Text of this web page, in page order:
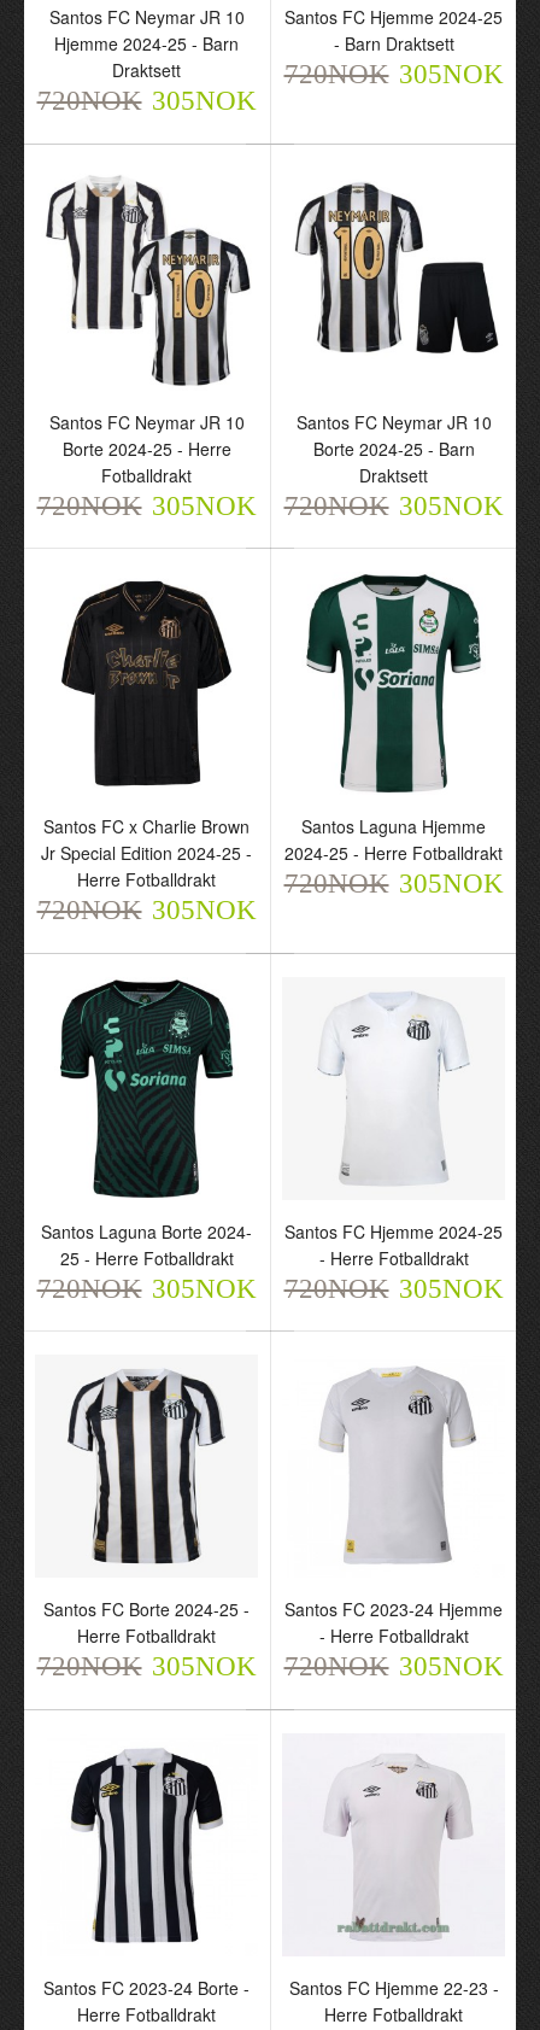
Santos FC Neymar JR 10
Hjemme 2024-25 - Barn
Draktsett
720NOK 305NOK
Santos FC Hjemme
720NOK 305NOK
Santos FC Neymar JR 10
Borte 2024-25 - Herre
Fotballdrakt
720NOK
Santos FC Neymar JR 10
Borte 2024-25 - Barn
Draktsett
720NOK 305NOK
Santos FC x Charlie
Brown Jr Special Edition
2024-25 - Herre
Fotballdrakt
720NOK 305NOK
Santos Laguna Hjemme
2024-25 - Herre
Fotballdrakt
720NOK 305NOK
Santos Laguna Borte
2024-25 - Herre
Fotballdrakt
720NOK
Santos FC Hjemme
2024-25 - Herre
Fotballdrakt
720NOK
Santos FC Borte 2024-25
- Herre Fotballdrakt
720NOK 305NOK
Fotballdrakt
Santos FC Neymar JR 10
Hjemme 2024-25 - Barn
Draktsett
720NOK 305NOK
Santos FC Hjemme 2024-25
- Barn Draktsett
720NOK 305NOK
Santos FC Neymar JR 10
Borte 2024-25 - Herre
Fotballdrakt
720NOK 305NOK
Santos FC Neymar JR 10
Borte 2024-25 - Barn
Draktsett
720NOK 305NOK
Santos FC x Charlie Brown
Jr Special Edition 2024-25 -
Herre Fotballdrakt
720NOK 305NOK
Santos Laguna Hjemme
2024-25 - Herre Fotballdrakt
720NOK 305NOK
Santos Laguna Borte 2024-
25 - Herre Fotballdrakt
720NOK 305NOK
Santos FC Hjemme 2024-25
- Herre Fotballdrakt
720NOK 305NOK
Santos FC Borte 2024-25 -
Herre Fotballdrakt
720NOK 305NOK
Santos FC 2023-24 Hjemme
- Herre Fotballdrakt
720NOK 305NOK
Santos FC 2023-24 Borte -
Herre Fotballdrakt
Santos FC Hjemme 22-23 -
Herre Fotballdrakt